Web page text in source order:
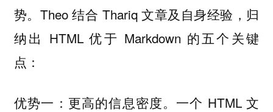
势。Theo 结合 Thariq 文章及自身经验，归
纳出 HTML 优于 Markdown 的五个关键
点：
优势一：更高的信息密度。一个 HTML 文